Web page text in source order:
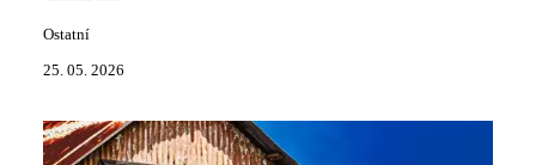
Ostatní
25. 05. 2026